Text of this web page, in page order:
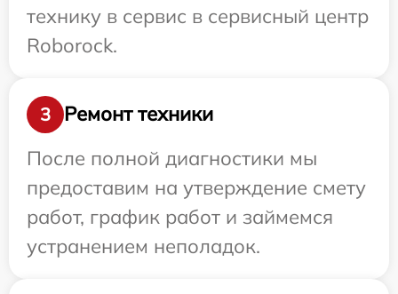
технику в сервис в сервисный центр
Roborock.
3
Ремонт техники
После полной диагностики мы
предоставим на утверждение смету
работ, график работ и займемся
устранением неполадок.